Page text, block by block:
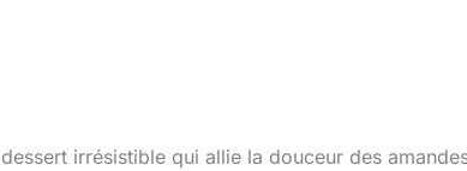
irrésistible qui allie la douceur des